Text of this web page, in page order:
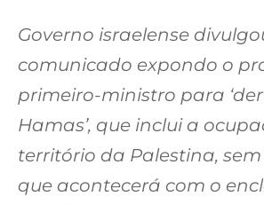
Governo israelense
comunicado expondo o
primeiro-ministro para
Hamas’, que inclui a
território da Palestina, sem
que acontecerá com o